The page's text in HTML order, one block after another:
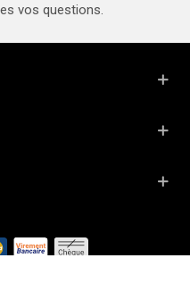
vos questions.
par